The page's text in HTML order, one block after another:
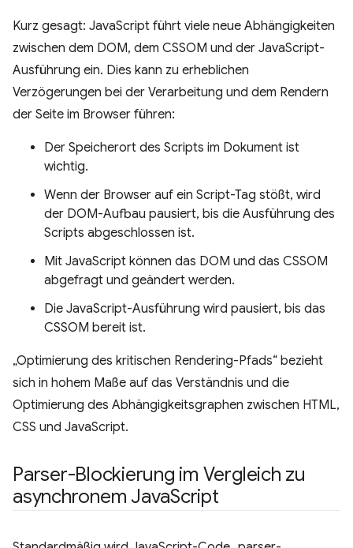
Kurz gesagt: JavaScript führt viele neue Abhängigkeiten
zwischen dem DOM, dem CSSOM und der JavaScript-
Ausführung ein. Dies kann zu erheblichen
Verzögerungen bei der Verarbeitung und dem Rendern
der Seite im Browser führen:
Der Speicherort des Scripts im Dokument ist
wichtig.
Wenn der Browser auf ein Script-Tag stößt, wird
der DOM-Aufbau pausiert, bis die Ausführung des
Scripts abgeschlossen ist.
Mit JavaScript können das DOM und das CSSOM
abgefragt und geändert werden.
Die JavaScript-Ausführung wird pausiert, bis das
CSSOM bereit ist.
„Optimierung des kritischen Rendering-Pfads“ bezieht
sich in hohem Maße auf das Verständnis und die
Optimierung des Abhängigkeitsgraphen zwischen HTML,
CSS und JavaScript.
Parser-Blockierung im Vergleich zu
asynchronem JavaScript